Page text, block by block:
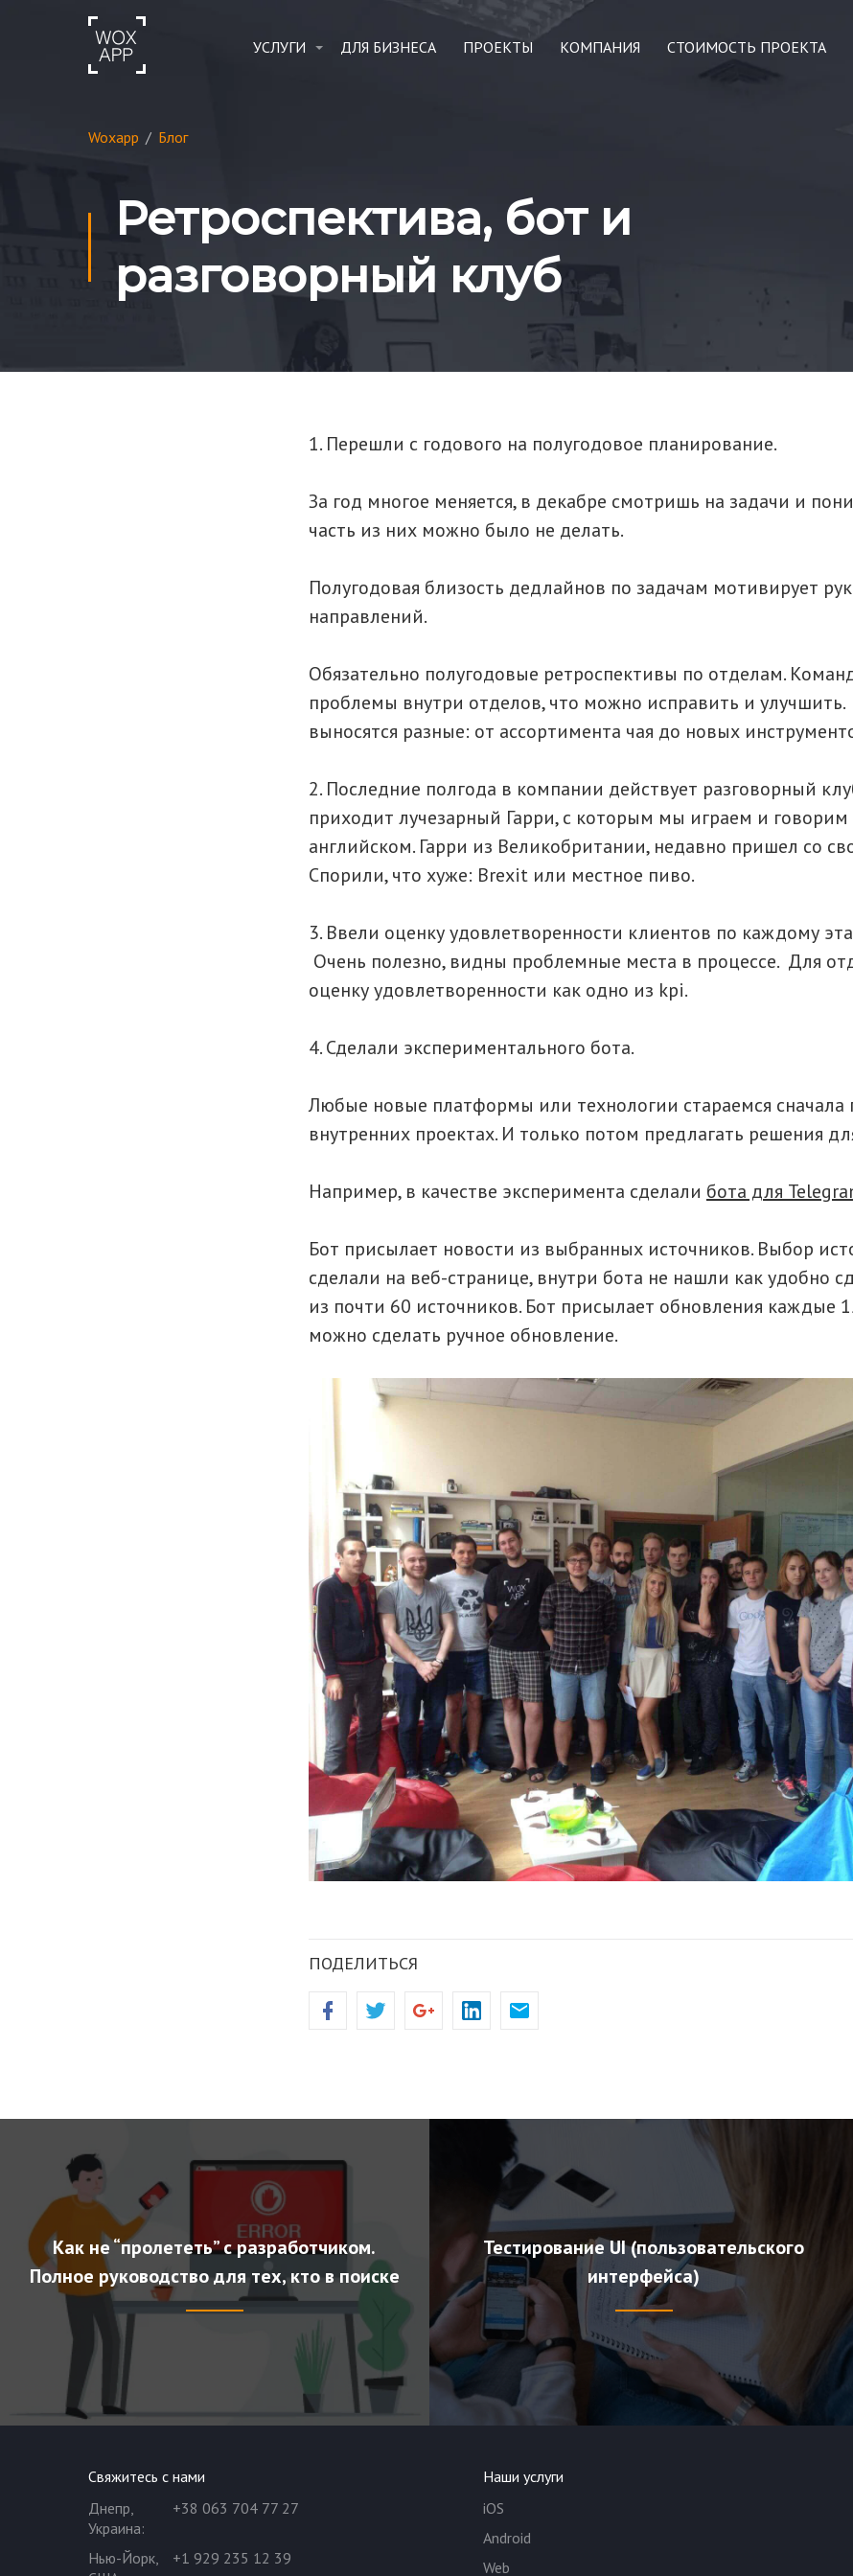
УСЛУГИ ДЛЯ БИЗНЕСА ПРОЕКТЫ КОМПАНИЯ СТОИМОСТЬ ПРОЕКТА
Woxapp / Блог
Ретроспектива, бот и
разговорный клуб
1. Перешли с годового на полугодовое планирование.
За год многое меняется, в декабре смотришь на задачи и
часть из них можно было не делать.
Полугодовая близость дедлайнов по задачам мотивирует
направлений.
Обязательно полугодовые ретроспективы по отделам.
проблемы внутри отделов, что можно исправить и улучшить.
выносятся разные: от ассортимента чая до новых
2. Последние полгода в компании действует разговорный
приходит лучезарный Гарри, с которым мы играем и говорим
английском. Гарри из Великобритании, недавно пришел со
Спорили, что хуже: Brexit или местное пиво.
3. Ввели оценку удовлетворенности клиентов по каждому
Очень полезно, видны проблемные места в процессе. Для
оценку удовлетворенности как одно из kpi.
4. Сделали экспериментального бота.
Любые новые платформы или технологии стараемся сначала
внутренних проектах. И только потом предлагать решения
Например, в качестве эксперимента сделали бота для
Бот присылает новости из выбранных источников. Выбор
сделали на веб-странице, внутри бота не нашли как удобно
из почти 60 источников. Бот присылает обновления каждые
можно сделать ручное обновление.
ПОДЕЛИТЬСЯ
Как не “пролететь” с разработчиком.
Полное руководство для тех, кто в поиске
Тестирование UI (пользовательского
интерфейса)
Свяжитесь с нами
Днепр,
Украина:
+38 063 704 77 27
Нью-Йорк,
+1 929 235 12 39
Наши услуги
iOS
Android
Web